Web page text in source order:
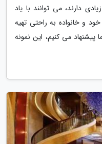
دارند، می توانند با یاد
و خانواده به راحتی تهیه
پیشنهاد می کنیم، این نمونه